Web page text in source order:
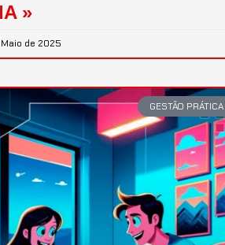
»
de 2025
GESTÃO PRÁTICA